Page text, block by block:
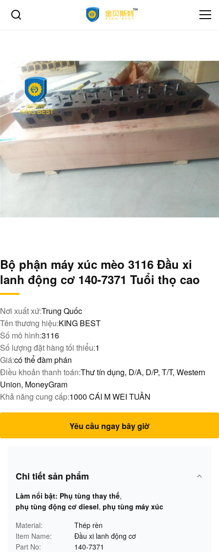
Bộ phận máy xúc mèo 3116 Đầu xi
lanh động cơ 140-7371 Tuổi thọ cao
Nơi xuất xứ:Trung Quốc
Tên thương hiệu:KING BEST
Số mô hình:3116
Số lượng đặt hàng tối thiểu:1
Giá:có thể đàm phán
Điều khoản thanh toán:Thư tín dụng, D/A, D/P, T/T, Western
Union, MoneyGram
Khả năng cung cấp:1000 CÁI M WEI TUẦN
Yêu cầu ngay bây giờ
Chi tiết sản phẩm
Làm nổi bật: Phụ tùng thay thế,
phụ tùng động cơ diesel, phụ tùng máy xúc
Material:
Thép rèn
Item Name:
Đầu xi lanh động cơ
Part No:
140-7371